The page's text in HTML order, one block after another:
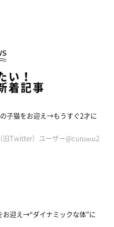
い！
着記事
子猫をお迎え→もうすぐ2才に
旧Twitter）ユーザー@curumu2
お迎え→“ダイナミックな体”に